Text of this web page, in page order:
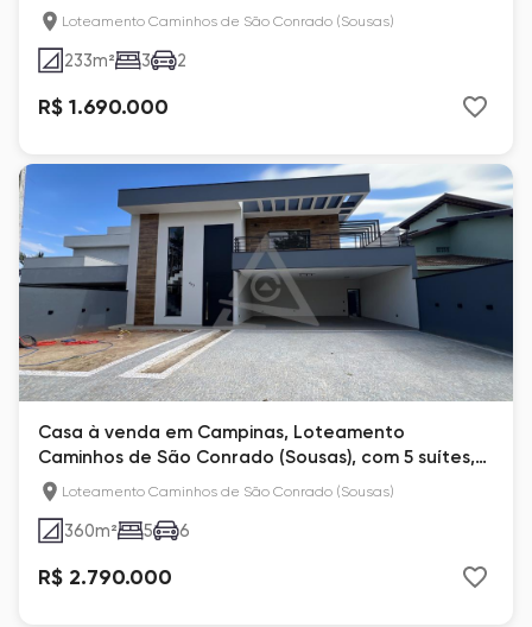
com 233 m²
Loteamento Caminhos de São Conrado (Sousas)
233m² 3 2
R$ 1.690.000
Casa à venda em Campinas, Loteamento
Caminhos de São Conrado (Sousas), com 5 suítes,
com 360 m²
Loteamento Caminhos de São Conrado (Sousas)
360m² 5 6
R$ 2.790.000